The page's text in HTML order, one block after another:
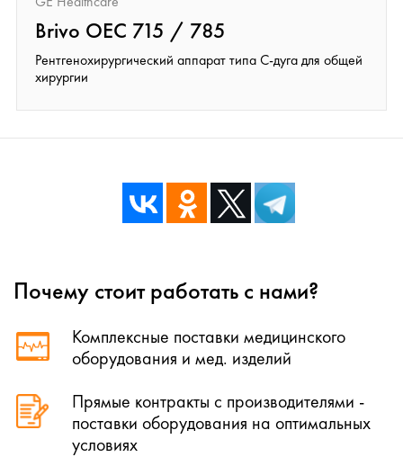
Brivo OEC 715 / 785
Рентгенохирургический аппарат типа С-дуга для общей
хирургии
Почему стоит работать с нами?
Комплексные поставки медицинского
оборудования и мед. изделий
Прямые контракты с производителями -
поставки оборудования на оптимальных
условиях